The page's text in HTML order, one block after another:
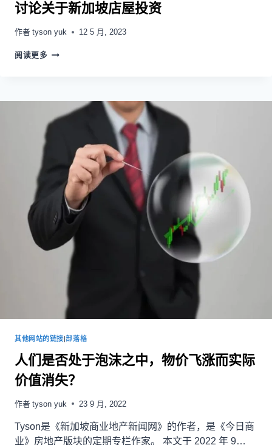
讨论关于新加坡店屋投资
作者 tyson yuk 12 5 月, 2023
阅读更多
其他网站的链接|部落格
人们是否处于泡沫之中，物价飞涨而实际
价值消失？
作者 tyson yuk 23 9 月, 2022
Tyson是《新加坡商业地产新闻网》的作者，是《今日商
业》房地产版块的定期专栏作家。 本文于 2022 年 9…